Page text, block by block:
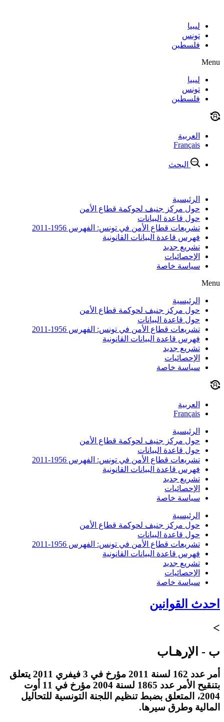
contentليبيا
تونس
فلسطين
Menu
ليبيا
تونس
فلسطين
العربية
Français
البحث
الرئيسية
حول مركز جنيف لحوكمة قطاع الأمن
حول قاعدة البيانات
تشريعات قطاع الأمن في تونس: الفهرس 1956-2011
فهرس قاعدة البيانات القانونية
تشريع جديد
الإحصائيات
سياسة خاصة
Menu
الرئيسية
حول مركز جنيف لحوكمة قطاع الأمن
حول قاعدة البيانات
تشريعات قطاع الأمن في تونس: الفهرس 1956-2011
فهرس قاعدة البيانات القانونية
تشريع جديد
الإحصائيات
سياسة خاصة
العربية
Français
الرئيسية
حول مركز جنيف لحوكمة قطاع الأمن
حول قاعدة البيانات
تشريعات قطاع الأمن في تونس: الفهرس 1956-2011
فهرس قاعدة البيانات القانونية
تشريع جديد
الإحصائيات
سياسة خاصة
الرئيسية
حول مركز جنيف لحوكمة قطاع الأمن
حول قاعدة البيانات
تشريعات قطاع الأمن في تونس: الفهرس 1956-2011
فهرس قاعدة البيانات القانونية
تشريع جديد
الإحصائيات
سياسة خاصة
احدث القوانين
>
ب - الإرهـاب
أمر عدد 162 لسنة 2011 مؤرخ في 3 فيفري 2011 يتعلق
بتنقيح الأمر عدد 1865 لسنة 2004 مؤرخ في 11 أوت
2004، المتعلق بضبط تنظيم اللجنة التونسية للتحاليل
المالية وطرق سيرها.